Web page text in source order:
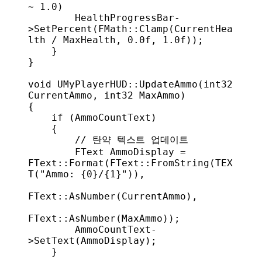
~ 1.0)
        HealthProgressBar
-
>SetPercent ( FMath :: Clamp (CurrentHea
lth / MaxHealth, 0.0f , 1.0f ));
    }
}
void UMyPlayerHUD :: UpdateAmmo ( int32
CurrentAmmo , int32 MaxAmmo )
{
    if
(AmmoCountText)
    {
        // 탄약 텍스트 업데이트
FText :: Format ( FText :: FromString (TEX
T( "Ammo: {0}/{1}" )),
FText :: AsNumber (CurrentAmmo),
FText :: AsNumber (MaxAmmo));
        AmmoCountText
-
>SetText (AmmoDisplay);
    }